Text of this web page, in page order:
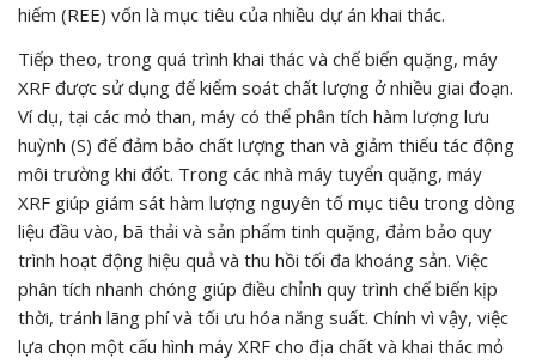
hiếm (REE) vốn là mục tiêu của nhiều dự án khai thác.
Tiếp theo, trong quá trình khai thác và chế biến quặng, máy
XRF được sử dụng để kiểm soát chất lượng ở nhiều giai đoạn.
Ví dụ, tại các mỏ than, máy có thể phân tích hàm lượng lưu
huỳnh (S) để đảm bảo chất lượng than và giảm thiểu tác động
môi trường khi đốt. Trong các nhà máy tuyển quặng, máy
XRF giúp giám sát hàm lượng nguyên tố mục tiêu trong dòng
liệu đầu vào, bã thải và sản phẩm tinh quặng, đảm bảo quy
trình hoạt động hiệu quả và thu hồi tối đa khoáng sản. Việc
phân tích nhanh chóng giúp điều chỉnh quy trình chế biến kịp
thời, tránh lãng phí và tối ưu hóa năng suất. Chính vì vậy, việc
lựa chọn một cấu hình máy XRF cho địa chất và khai thác mỏ